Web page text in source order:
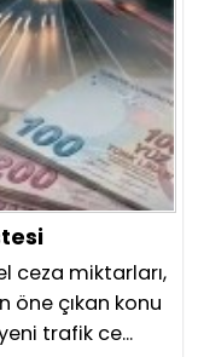
ceza miktarları,
öne çıkan konu
trafik ce...